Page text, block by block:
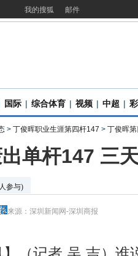
我的搜狐 邮件
国际 | 综合体育 | 视频 | 中超 |
> 丁俊晖职业生涯第四杆147 > 丁俊晖
单杆147 三
参与)
来源： 深圳新闻网-深圳商报